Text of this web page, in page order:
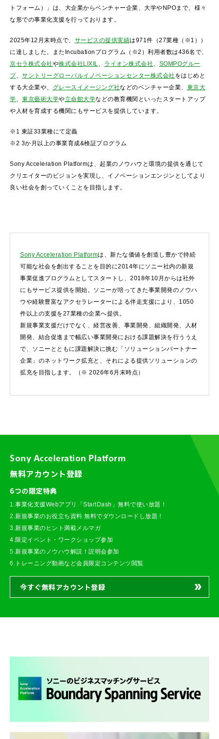
トフォーム）」は、大企業からベンチャー企業、大学やNPOまで、様々
な形での事業化支援を行っております。​
2025年12月末時点で、 サービスの提供実績は971件（27業種（※1））
に達しました。またIncubationプログラム（※2）利用者数は436名で、
京セラ株式会社や株式会社LIXIL ライオン株式会社
SOMPOグルー
プ、 サントリーグローバルイノベーションセンター株式会社 をはじめと
する大企業や、
グレースイメージング社などのベンチャー企業、 東京大
学
東京藝術大学や立命館大学などの教育機関といったスタートアップ
や人材を育成する機関にもサービスを提供しています。​
​※1 東証33業種にて定義​
※2 3か月以上の事業育成&検証プログラム
Sony Acceleration Platformは、起業のノウハウと環境の提供を通じて
クリエイターのビジョンを実現し、イノベーションエンジンとしてより
良い社会を創っていくことを目指します。
Sony Acceleration Platformは、新たな価値を創造し豊かで持続
可能な社会を創出することを目的に2014年にソニー社内の新規
事業促進プログラムとしてスタートし、2018年10月からは社外
にもサービス提供を開始。ソニーが培ってきた事業開発のノウハ
ウや経験豊富なアクセラレーターによる伴走支援により、1050
件以上の支援を27業種の企業へ提供。
新規事業支援だけでなく、経営改善、事業開発、組織開発、人材
開発、結合促進まで幅広い事業開発における課題解決を行ううえ
で、ソニーとともに課題解決に挑む「ソリューションパートナー
企業」のネットワーク拡充と、それによる提供ソリューションの
拡充を目指します。（※ 2026年6月末時点）
Sony Acceleration Platform
無料アカウント登録
6つの限定特典
1.事業化支援Webアプリ「StartDash」無料で使い放題！
2.新規事業のお役立ち資料 無料でダウンロードし放題！
3.新規事業のヒント満載メルマガ
4.限定イベント・ワークショップ参加
5.新規事業のノウハウ解説！説明会参加
6.トレーニング動画など会員限定コンテンツ閲覧
今すぐ無料アカウント登録